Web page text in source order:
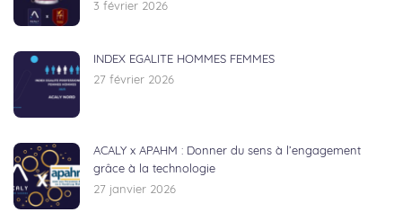
3 février 2026
INDEX EGALITE HOMMES FEMMES
27 février 2026
ACALY x APAHM : Donner du sens à l’engagement
grâce à la technologie
27 janvier 2026